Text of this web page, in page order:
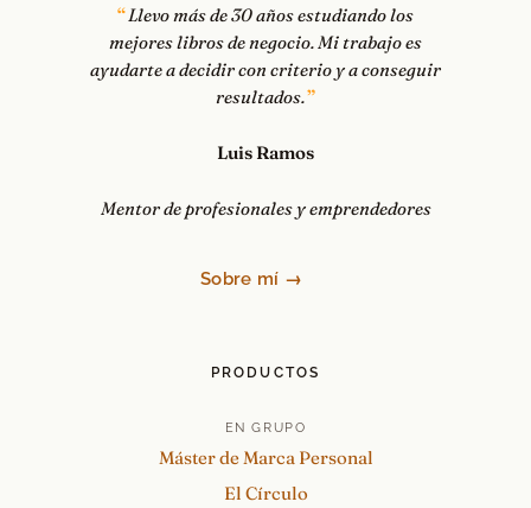
Llevo más de 30 años estudiando los
mejores libros de negocio. Mi trabajo es
ayudarte a decidir con criterio y a conseguir
resultados.
Luis Ramos
Mentor de profesionales y emprendedores
Sobre mí →
PRODUCTOS
EN GRUPO
Máster de Marca Personal
El Círculo